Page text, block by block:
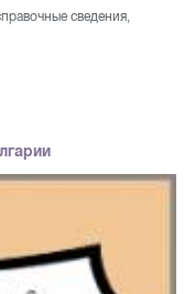
сведения,